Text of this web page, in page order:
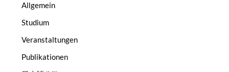
Allgemein
Studium
Veranstaltungen
Publikationen